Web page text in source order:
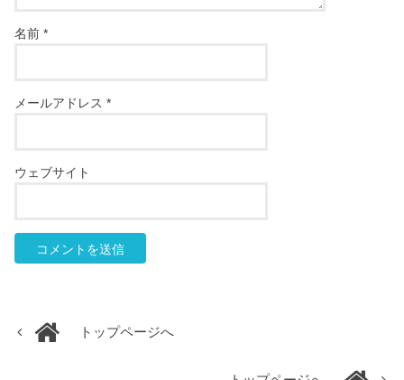
名前*
メールアドレス*
ウェブサイト
トップページへ